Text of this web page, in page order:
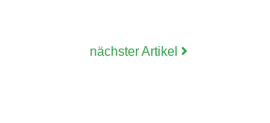
nächster Artikel